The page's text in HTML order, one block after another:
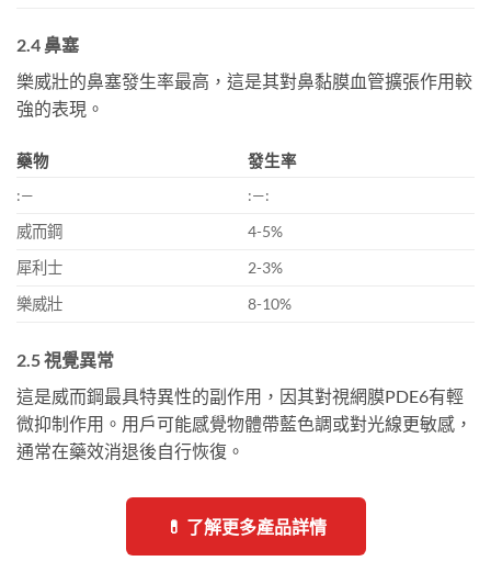
2.4 鼻塞
樂威壯的鼻塞發生率最高，這是其對鼻黏膜血管擴張作用較
強的表現。
藥物
發生率
:—
:—:
威而鋼
4-5%
犀利士
2-3%
樂威壯
8-10%
2.5 視覺異常
這是威而鋼最具特異性的副作用，因其對視網膜PDE6有輕
微抑制作用。用戶可能感覺物體帶藍色調或對光線更敏感，
通常在藥效消退後自行恢復。
💊 了解更多產品詳情